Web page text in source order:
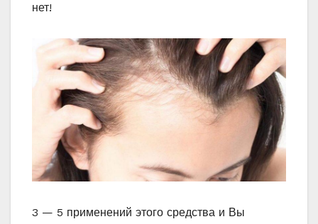
нет!
3 — 5 применений этого средства и Вы